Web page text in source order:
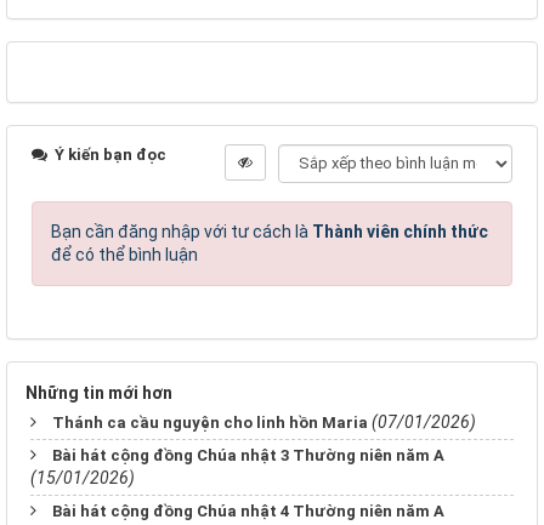
Ý kiến bạn đọc
Bạn cần đăng nhập với tư cách là Thành viên chính thức
để có thể bình luận
Những tin mới hơn
Thánh ca cầu nguyện cho linh hồn Maria (07/01/2026)
Bài hát cộng đồng Chúa nhật 3 Thường niên năm A
(15/01/2026)
Bài hát cộng đồng Chúa nhật 4 Thường niên năm A